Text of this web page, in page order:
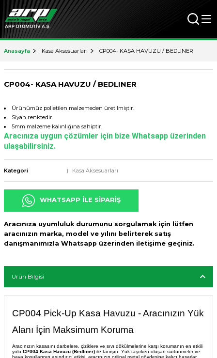
Anasayfa Kasa Aksesuarları CP004- KASA HAVUZU / BEDLINER
CP004- KASA HAVUZU / BEDLINER
Ürünümüz polietilen malzemeden üretilmiştir.
Siyah renktedir.
5mm malzeme kalınlığına sahiptir.
Aracınıza uygun çözümler için bize Whatsapp üzerinden
ulaşabilirsiniz.
Kategori Kasa Aksesuarları
WHATSAPP İLE SİPARİŞ
Aracınıza uyumluluk durumunu sorgulamak için lütfen
aracınızın marka, model ve yılını belirterek satış
danışmanımızla Whatsapp üzerinden iletişime geçiniz.
Ürün Bilgisi
CP004 Pick-Up Kasa Havuzu - Aracınızın Yük
Alanı İçin Maksimum Koruma
Aracınızın kasasını darbelere, çiziklere ve sıvı dökülmelerine karşı korumanın en etkili
yolu CP004 Kasa Havuzu (Bedliner) ile tanışın. Yük taşırken oluşan sürtünmeler ve
hava koşullarının aşındırıcı etkisi, aracınızın orijinal metal gövdesine kalıcı hasarlar